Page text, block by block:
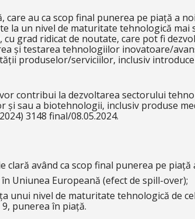
care au ca scop final punerea pe piață a
la un nivel de maturitate tehnologică mai
grad ridicat de noutate, care pot fi
și testarea tehnologiilor inovatoare/
produselor/serviciilor, inclusiv
contribui la dezvoltarea sectorului
sau a biotehnologii, inclusiv produse
3148 final/08.05.2024.
având ca scop final punerea pe
Uniunea Europeană (efect de spill-over);
unui nivel de maturitate tehnologică de
punerea în piață.